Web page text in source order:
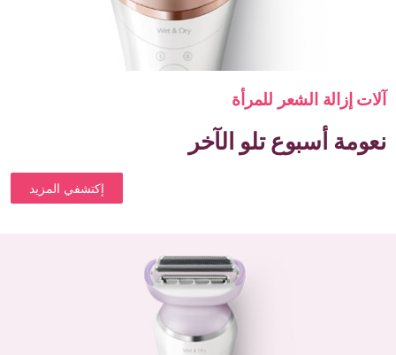
آلات إزالة الشعر للمرأة
نعومة أسبوع تلو الآخر
إكتشفي المزيد